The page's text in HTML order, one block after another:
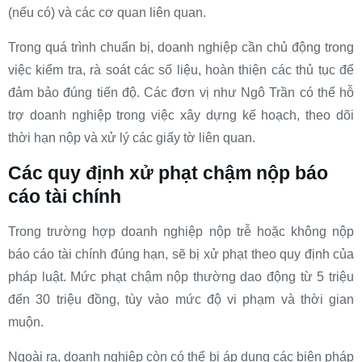
(nếu có) và các cơ quan liên quan.
Trong quá trình chuẩn bị, doanh nghiệp cần chủ động trong
việc kiểm tra, rà soát các số liệu, hoàn thiện các thủ tục để
đảm bảo đúng tiến độ. Các đơn vị như Ngô Trần có thể hỗ
trợ doanh nghiệp trong việc xây dựng kế hoạch, theo dõi
thời hạn nộp và xử lý các giấy tờ liên quan.
Các quy định xử phạt chậm nộp báo
cáo tài chính
Trong trường hợp doanh nghiệp nộp trễ hoặc không nộp
báo cáo tài chính đúng hạn, sẽ bị xử phạt theo quy định của
pháp luật. Mức phạt chậm nộp thường dao động từ 5 triệu
đến 30 triệu đồng, tùy vào mức độ vi phạm và thời gian
muộn.
Ngoài ra, doanh nghiệp còn có thể bị áp dụng các biện pháp